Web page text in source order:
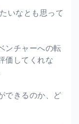
いなとも思って
ンチャーへの転
価してくれな
できるのか、ど